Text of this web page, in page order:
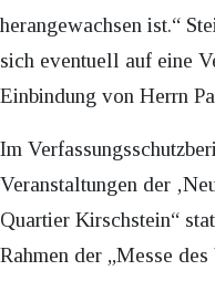
herangewachsen ist.“
sich eventuell auf eine
Einbindung von Herrn
Im
Veranstaltungen der
Quartier Kirschstein“
Rahmen der „Messe